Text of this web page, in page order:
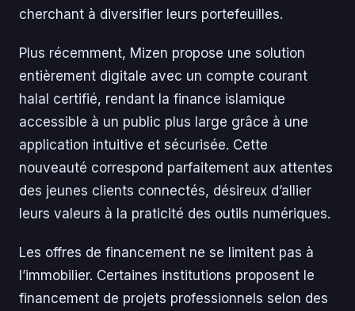
cherchant à diversifier leurs portefeuilles.
Plus récemment, Mizen propose une solution
entièrement digitale avec un compte courant
halal certifié, rendant la finance islamique
accessible à un public plus large grâce à une
application intuitive et sécurisée. Cette
nouveauté correspond parfaitement aux attentes
des jeunes clients connectés, désireux d’allier
leurs valeurs à la praticité des outils numériques.
Les offres de financement ne se limitent pas à
l’immobilier. Certaines institutions proposent le
financement de projets professionnels selon des